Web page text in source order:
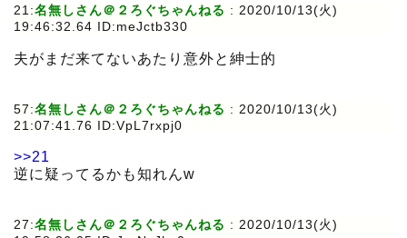
21:名無しさん＠２ろぐちゃんねる : 2020/10/13(火)
19:46:32.64 ID:meJctb330
夫がまだ来てないあたり意外と紳士的
57:名無しさん＠２ろぐちゃんねる : 2020/10/13(火)
21:07:41.76 ID:VpL7rxpj0
>>21
逆に疑ってるかも知れんw
27:名無しさん＠２ろぐちゃんねる : 2020/10/13(火)